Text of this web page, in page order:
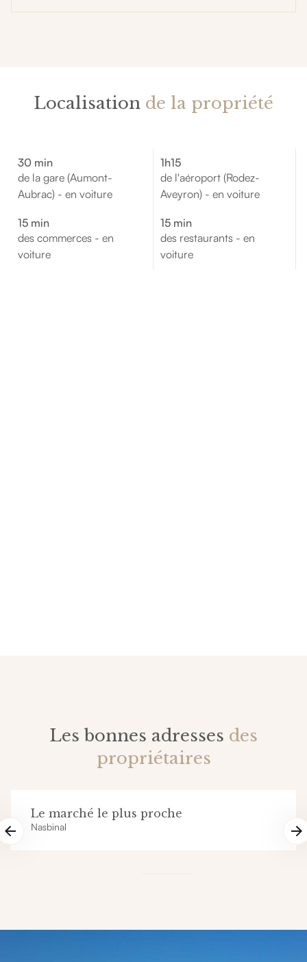
Localisation de la propriété
30 min
de la gare (Aumont-
Aubrac) - en voiture
1h15
de l'aéroport (Rodez-
Aveyron) - en voiture
15 min
des commerces - en
voiture
15 min
des restaurants - en
voiture
Les bonnes adresses des
propriétaires
Le marché le plus proche
Nasbinal